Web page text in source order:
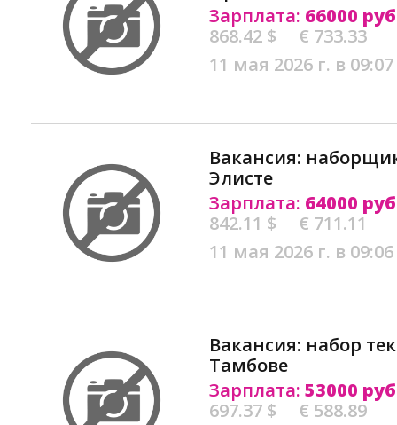
Зарплата: 66000
868.42 $
€ 733.33
11 мая 2026 г. в 09:07
Вакансия:
Элисте
Зарплата: 64000
842.11 $
€ 711.11
11 мая 2026 г. в 09:06
Вакансия: набор
Тамбове
Зарплата: 53000
697.37 $
€ 588.89